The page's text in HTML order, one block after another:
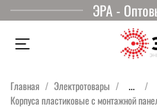
ЭРА -
Главная Электротовары
...
Корпуса пластиковые с монтажной